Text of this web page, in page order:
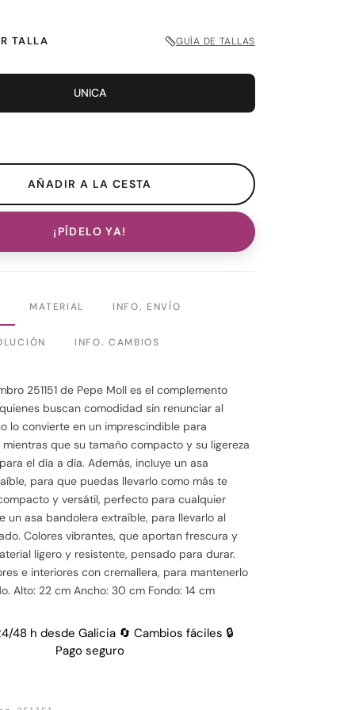
TALLA GUÍA DE TALLAS
UNICA
¡PÍDELO YA!
MATERIAL INFO. ENVÍO
INFO. CAMBIOS
251151 de Pepe Moll es el complemento
buscan comodidad sin renunciar al
lo convierte en un imprescindible para
que su tamaño compacto y su ligereza
el día a día. Además, incluye un asa
para que puedas llevarlo como más te
y versátil, perfecto para cualquier
un asa bandolera extraíble, para llevarlo al
Colores vibrantes, que aportan frescura y
ligero y resistente, pensado para durar.
e interiores con cremallera, para mantenerlo
Alto: 22 cm Ancho: 30 cm Fondo: 14 cm
48 h desde Galicia 🔄 Cambios fáciles 🔒
Pago seguro